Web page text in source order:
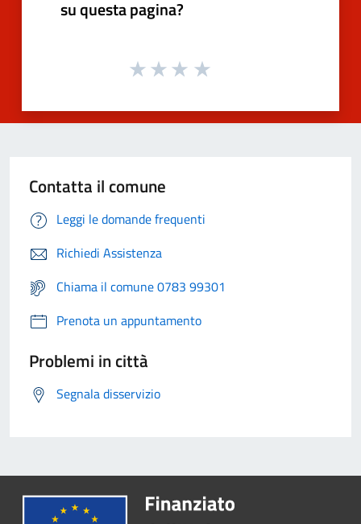
su questa pagina?
Contatta il comune
Leggi le domande frequenti
Richiedi Assistenza
Chiama il comune 0783 99301
Prenota un appuntamento
Problemi in città
Segnala disservizio